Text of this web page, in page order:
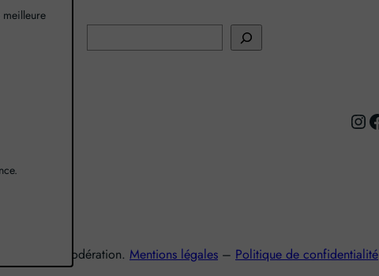
c
Instagram Facebook
avec modération. Mentions légales – Politique de confidentialité